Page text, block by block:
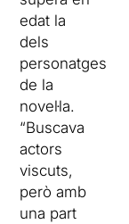
edat la
dels
personatges
de la
novel·la.
“Buscava
actors
viscuts,
però amb
una part